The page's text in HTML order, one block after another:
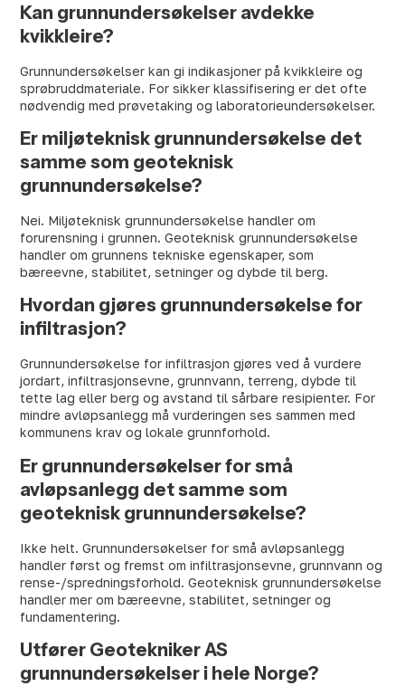
Kan grunnundersøkelser avdekke
kvikkleire?
Grunnundersøkelser kan gi indikasjoner på kvikkleire og
sprøbruddmateriale. For sikker klassifisering er det ofte
nødvendig med prøvetaking og laboratorieundersøkelser.
Er miljøteknisk grunnundersøkelse det
samme som geoteknisk
grunnundersøkelse?
Nei. Miljøteknisk grunnundersøkelse handler om
forurensning i grunnen. Geoteknisk grunnundersøkelse
handler om grunnens tekniske egenskaper, som
bæreevne, stabilitet, setninger og dybde til berg.
Hvordan gjøres grunnundersøkelse for
infiltrasjon?
Grunnundersøkelse for infiltrasjon gjøres ved å vurdere
jordart, infiltrasjonsevne, grunnvann, terreng, dybde til
tette lag eller berg og avstand til sårbare resipienter. For
mindre avløpsanlegg må vurderingen ses sammen med
kommunens krav og lokale grunnforhold.
Er grunnundersøkelser for små
avløpsanlegg det samme som
geoteknisk grunnundersøkelse?
Ikke helt. Grunnundersøkelser for små avløpsanlegg
handler først og fremst om infiltrasjonsevne, grunnvann og
rense-/spredningsforhold. Geoteknisk grunnundersøkelse
handler mer om bæreevne, stabilitet, setninger og
fundamentering.
Utfører Geotekniker AS
grunnundersøkelser i hele Norge?